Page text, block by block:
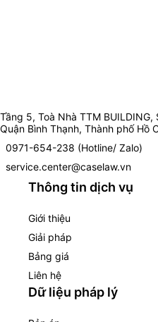
Tầng 5, Toà Nhà TTM
Quận Bình Thạnh, Thành phố Hồ
0971-654-238 (Hotline/ Zalo)
service.center@caselaw.vn
Thông tin dịch vụ
Giới thiệu
Giải pháp
Bảng giá
Liên hệ
Dữ liệu pháp lý